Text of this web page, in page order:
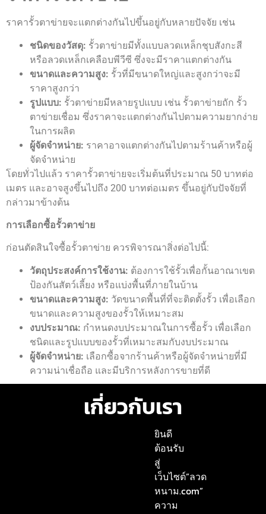
ราคารั้วตาข่ายจะแตกต่างกันไปขึ้นอยู่กับหลายปัจจัย เช่น
ชนิดของวัสดุ: รั้วตาข่ายมีทั้งแบบลวดเหล็กชุบสังกะสี
หรือลวดเหล็กเคลือบพีวีซี ซึ่งจะมีราคาแตกต่างกัน
ขนาดและความสูง: รั้วที่มีขนาดใหญ่และสูงกว่าจะมี
ราคาสูงกว่า
รูปแบบ: รั้วตาข่ายมีหลายรูปแบบ เช่น รั้วตาข่ายถัก รั้ว
ตาข่ายเชื่อม ซึ่งราคาจะแตกต่างกันไปตามความยากง่าย
ในการผลิต
ผู้จัดจำหน่าย: ราคาอาจแตกต่างกันไปตามร้านค้าหรือผู้
จัดจำหน่าย
โดยทั่วไปแล้ว ราคารั้วตาข่ายจะเริ่มต้นที่ประมาณ 50 บาทต่อ
เมตร และอาจสูงขึ้นไปถึง 200 บาทต่อเมตร ขึ้นอยู่กับปัจจัยที่
กล่าวมาข้างต้น
การเลือกซื้อรั้วตาข่าย
ก่อนตัดสินใจซื้อรั้วตาข่าย ควรพิจารณาสิ่งต่อไปนี้:
วัตถุประสงค์การใช้งาน: ต้องการใช้รั้วเพื่อกั้นอาณาเขต
ป้องกันสัตว์เลี้ยง หรือแบ่งพื้นที่ภายในบ้าน
ขนาดและความสูง: วัดขนาดพื้นที่ที่จะติดตั้งรั้ว เพื่อเลือก
ขนาดและความสูงของรั้วให้เหมาะสม
งบประมาณ: กำหนดงบประมาณในการซื้อรั้ว เพื่อเลือก
ชนิดและรูปแบบของรั้วที่เหมาะสมกับงบประมาณ
ผู้จัดจำหน่าย: เลือกซื้อจากร้านค้าหรือผู้จัดจำหน่ายที่มี
ความน่าเชื่อถือ และมีบริการหลังการขายที่ดี
เกี่ยวกับเรา
ยินดี
ต้อนรับ
สู่
เว็บไซต์”ลวด
หนาม.com”
ความ